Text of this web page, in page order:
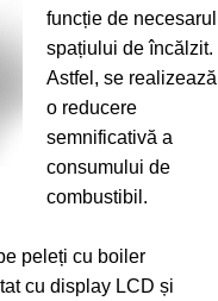
funcție de necesarul
spațiului de încălzit.
Astfel, se realizează
o reducere
semnificativă a
consumului de
combustibil.
peleți cu boiler
cu display LCD și